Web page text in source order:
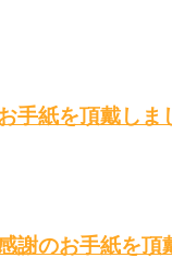
手紙を頂戴しま
謝のお手紙を頂